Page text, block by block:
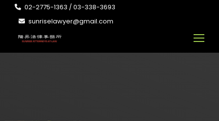
02-2775-1363 / 03-338-3693
sunriselawyer@gmail.com